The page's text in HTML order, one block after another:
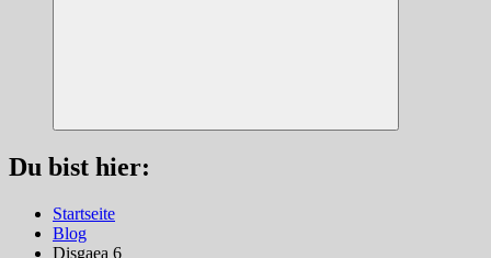
Suchen
Du bist hier:
Startseite
Blog
Disgaea 6